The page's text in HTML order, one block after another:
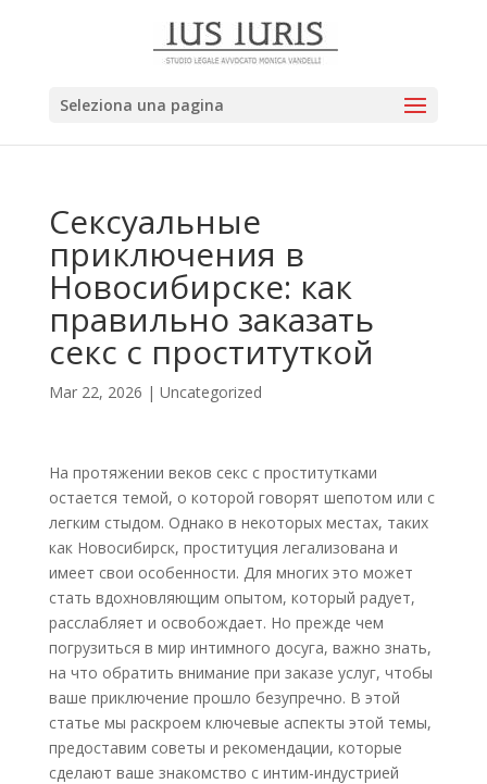
Seleziona una pagina
Сексуальные
приключения в
Новосибирске: как
правильно заказать
секс с проституткой
Mar 22, 2026 | Uncategorized
На протяжении веков секс с проститутками
остается темой, о которой говорят шепотом или с
легким стыдом. Однако в некоторых местах, таких
как Новосибирск, проституция легализована и
имеет свои особенности. Для многих это может
стать вдохновляющим опытом, который радует,
расслабляет и освобождает. Но прежде чем
погрузиться в мир интимного досуга, важно знать,
на что обратить внимание при заказе услуг, чтобы
ваше приключение прошло безупречно. В этой
статье мы раскроем ключевые аспекты этой темы,
предоставим советы и рекомендации, которые
сделают ваше знакомство с интим-индустрией